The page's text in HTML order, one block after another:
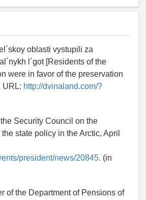
oblasti vystupili za
l´got [Residents of the
were in favor of the preservation
URL: http://dvinaland.com/?
Security Council on the
state policy in the Arctic, April
president/news/20845. (in
of the Department of Pensions of